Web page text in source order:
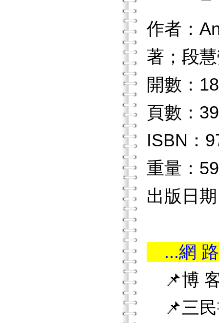
作者：
著；段
開數：18
頁數：
ISBN：
重量：
出版日
...網
📌博
📌三民